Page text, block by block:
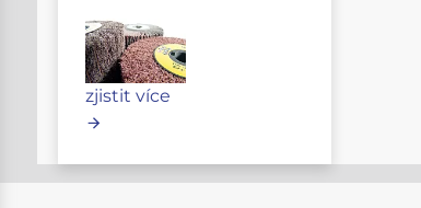
zjistit více